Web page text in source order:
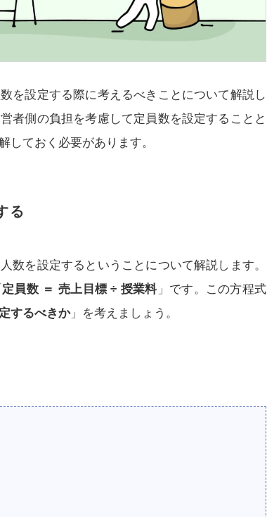
を設定する際に考えるべきことについて解説し
者側の負担を考慮して定員数を設定することと
しておく必要があります。
る
数を設定するということについて解説します。
定員数 ＝ 売上目標 ÷ 授業料」です。この方程式
するべきか」を考えましょう。